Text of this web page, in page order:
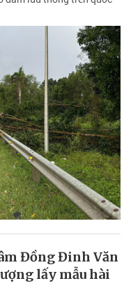
Đồng Đinh Văn
lấy mẫu hài